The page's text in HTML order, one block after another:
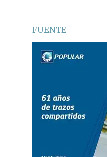
FUENTE